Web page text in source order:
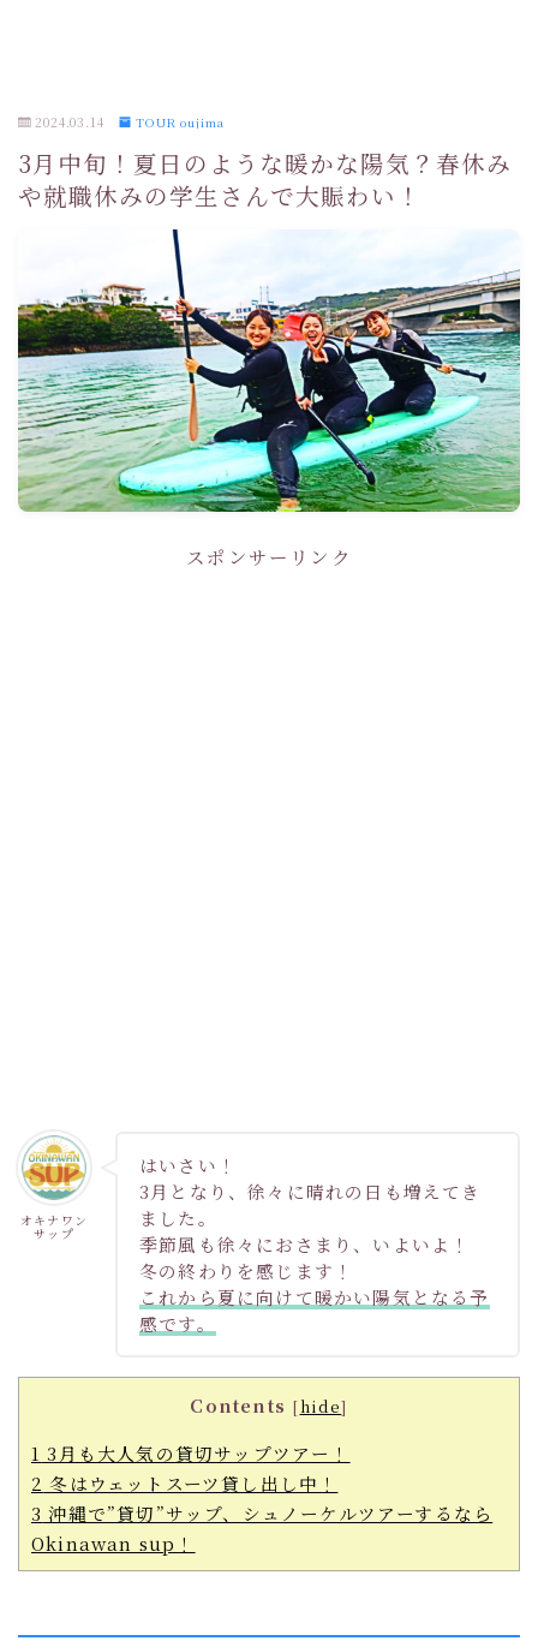
2024.03.14 TOUR oujima
3月中旬！夏日のような暖かな陽気？春休み
や就職休みの学生さんで大賑わい！
スポンサーリンク
オキナワン
サップ
はいさい！
3月となり、徐々に晴れの日も増えてき
ました。
季節風も徐々におさまり、いよいよ！
冬の終わりを感じます！
これから夏に向けて暖かい陽気となる予
感です。
Contents [hide]
1 3月も大人気の貸切サップツアー！
2 冬はウェットスーツ貸し出し中！
3 沖縄で”貸切”サップ、シュノーケルツアーするなら
Okinawan sup！